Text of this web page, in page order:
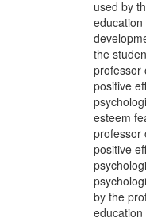
used by
the
professor
positive
esteem
professor
positive
by the